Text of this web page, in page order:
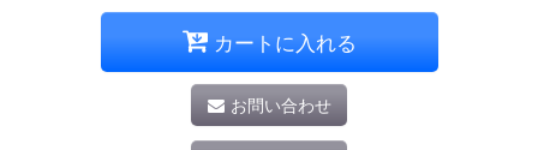
カートに入れる
お問い合わせ